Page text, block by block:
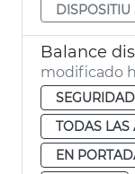
DISPOSITIU
modificado
TODAS LAS
EN